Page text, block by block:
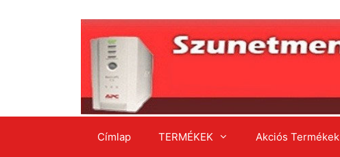
Címlap TERMÉKEK Akciós Termékek